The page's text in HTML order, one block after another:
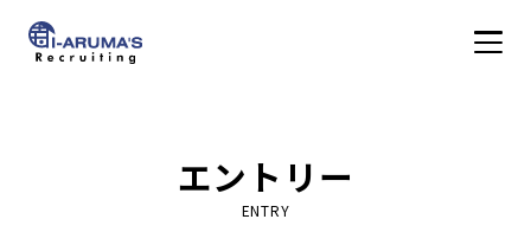
アイアルマーズ株式
仕事を知る
エントリー
ENTRY